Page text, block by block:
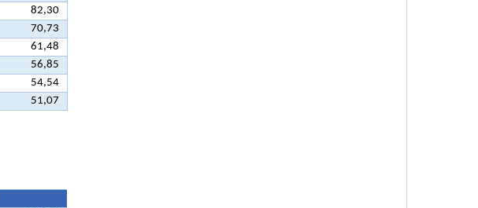
82,30
70,73
61,48
56,85
54,54
51,07